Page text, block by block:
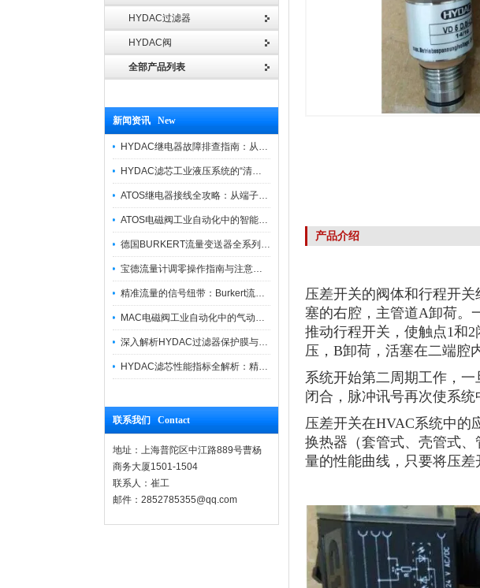
HYDAC过滤器
HYDAC阀
全部产品列表
新闻资讯 New
HYDAC继电器故障排查指南：从“无信号”到“误动作”的实战修复逻辑
HYDAC滤芯工业液压系统的“清道夫”与守护者
ATOS继电器接线全攻略：从端子识别到安全操作
ATOS电磁阀工业自动化中的智能开关
德国BURKERT流量变送器全系列优势供应
宝德流量计调零操作指南与注意事项
精准流量的信号纽带：Burkert流量计接线指南
MAC电磁阀工业自动化中的气动指挥官
深入解析HYDAC过滤器保护膜与质量防护技术
HYDAC滤芯性能指标全解析：精度、寿命与可靠性的工业级标准
联系我们 Contact
地址：上海普陀区中江路889号曹杨
商务大厦1501-1504
联系人：崔工
邮件：2852785355@qq.com
产品介绍
压差开关的阀体和行程开
塞的右腔，主管道A卸荷。
推动行程开关，使触点1和
压，B卸荷，活塞在二端腔
系统开始第二周期工作，
闭合，脉冲讯号再次使系统
压差开关在HVAC系统中的
换热器（套管式、壳管式
量的性能曲线，只要将压差